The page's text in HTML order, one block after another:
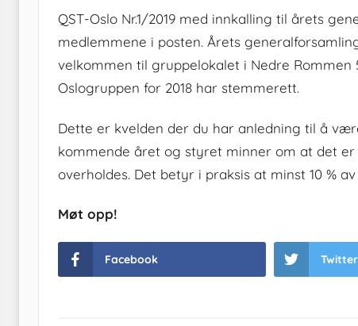
QST-Oslo Nr.1/2019 med innkalling til årets
medlemmene i posten. Årets
velkommen til gruppelokalet i Nedre
Oslogruppen for 2018 har stemmerett.
Dette er kvelden der du har anledning til å
kommende året og styret minner om at det
overholdes. Det betyr i praksis at minst 10 %
Møt opp!
Facebook Twitter